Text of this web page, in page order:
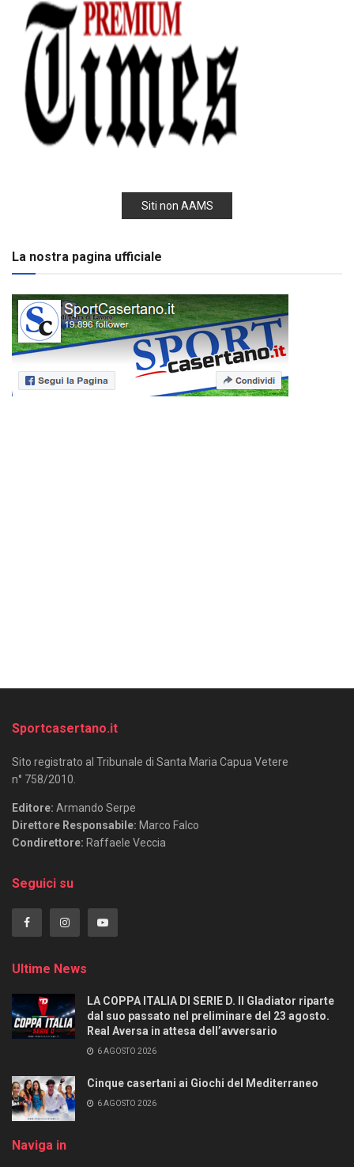
Siti non AAMS
La nostra pagina ufficiale
Sportcasertano.it
Sito registrato al Tribunale di Santa Maria Capua Vetere
n° 758/2010.
Editore: Armando Serpe
Direttore Responsabile: Marco Falco
Condirettore: Raffaele Veccia
Seguici su
Ultime News
LA COPPA ITALIA DI SERIE D. Il Gladiator riparte
dal suo passato nel preliminare del 23 agosto.
Real Aversa in attesa dell’avversario
6 AGOSTO 2026
Cinque casertani ai Giochi del Mediterraneo
6 AGOSTO 2026
Naviga in